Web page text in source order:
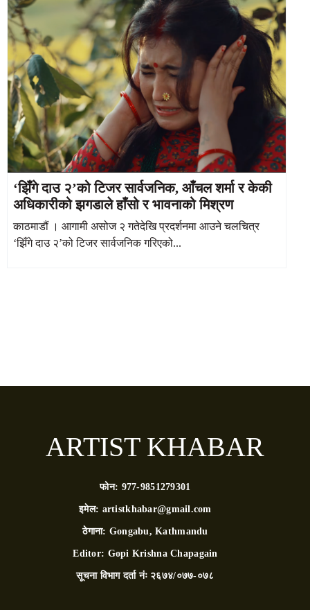
‘झिँगे दाउ २’को टिजर सार्वजनिक, आँचल शर्मा र केकी
अधिकारीको झगडाले हाँसो र भावनाको मिश्रण
काठमाडौं । आगामी असोज २ गतेदेखि प्रदर्शनमा आउने चलचित्र
‘झिँगे दाउ २’को टिजर सार्वजनिक गरिएको...
ARTIST KHABAR
फोन: 977-9851279301
इमेल: artistkhabar@gmail.com
ठेगाना: Gongabu, Kathmandu
Editor: Gopi Krishna Chapagain
सूचना विभाग दर्ता नंः २६७४/०७७-०७८